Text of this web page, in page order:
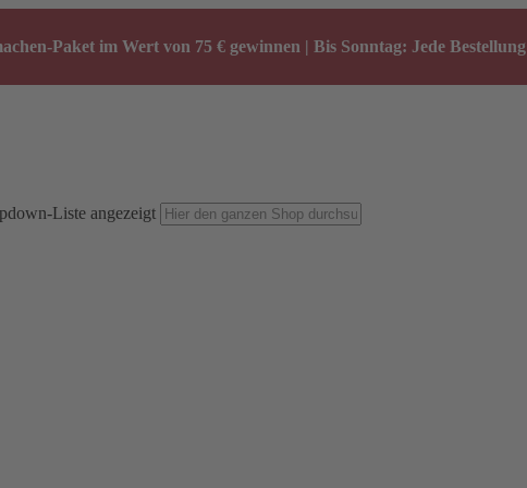
Paket im Wert von 75 € gewinnen | Bis Sonntag: Jede
Liste angezeigt